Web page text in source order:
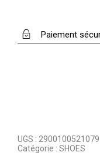
Paiement
UGS : 2900100521079
Catégorie : SHOES